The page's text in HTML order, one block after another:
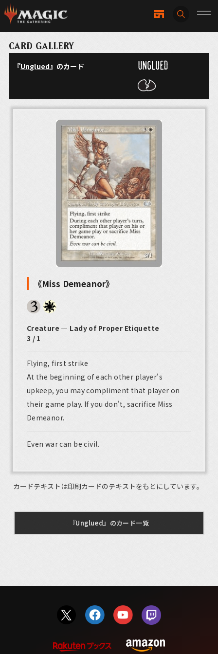
CARD GALLERY
『Unglued』のカード
《Miss Demeanor》
Creature — Lady of Proper Etiquette
3 / 1
Flying, first strike
At the beginning of each other player's
upkeep, you may compliment that player on
their game play. If you don't, sacrifice Miss
Demeanor.
Even war can be civil.
カードテキストは印刷カードのテキストをもとにしています。
『Unglued』のカード一覧